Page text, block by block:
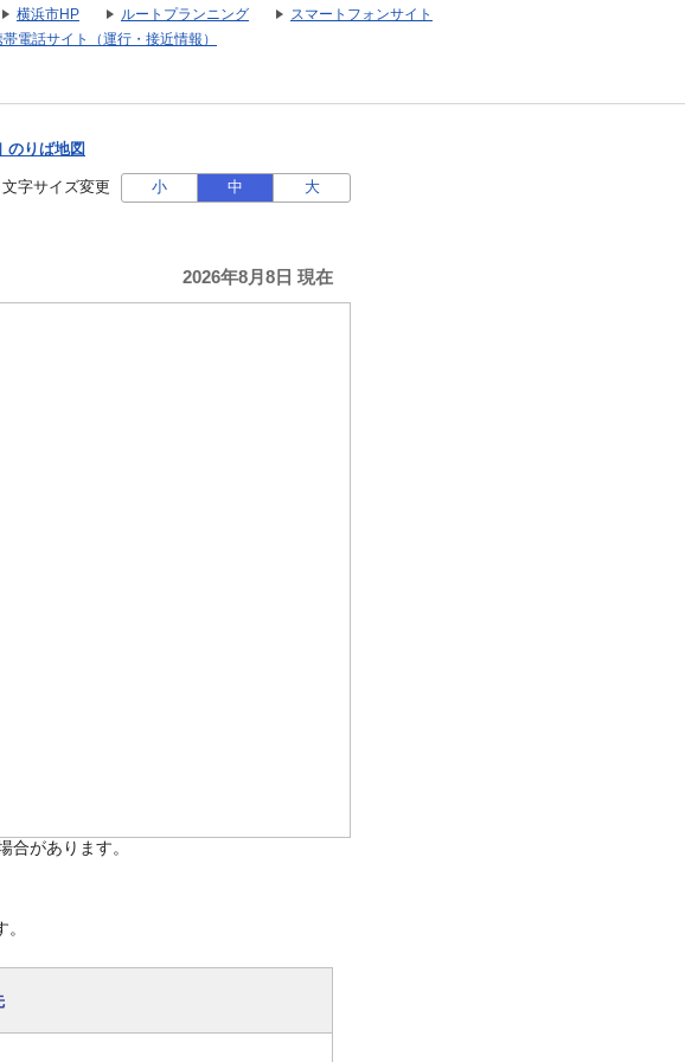
横浜市HP ルートプランニング
スマートフォンサイト
帯電話サイト（運行・接近情報）
のりば地図
文字サイズ変更 小 中 大
2026年8月8日 現在
があります。